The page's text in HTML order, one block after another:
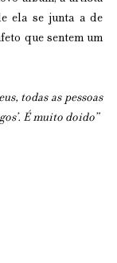
ela se junta a de
que sentem um
todas as pessoas
É muito doido”